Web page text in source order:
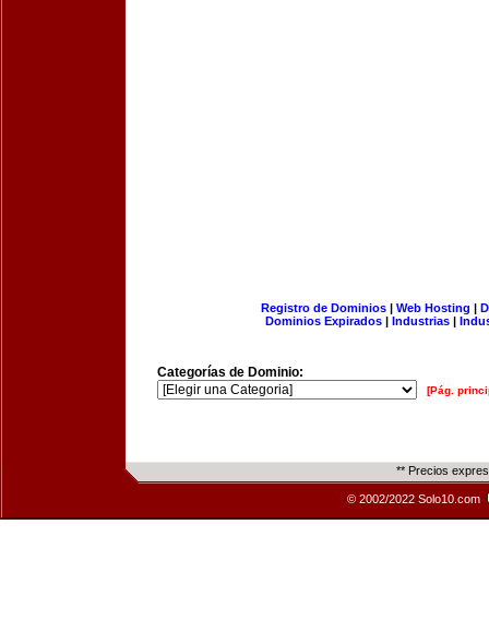
Registro de Dominios| Web Hosting |
Dominios Expirados | Industrias |
Categorías de Dominio:
[Pág.
** Precios
© 2002/2022 Solo10.com